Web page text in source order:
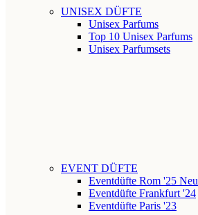
UNISEX DÜFTE
Unisex Parfums
Top 10 Unisex Parfums
Unisex Parfumsets
EVENT DÜFTE
Eventdüfte Rom '25 Neu
Eventdüfte Frankfurt '24
Eventdüfte Paris '23